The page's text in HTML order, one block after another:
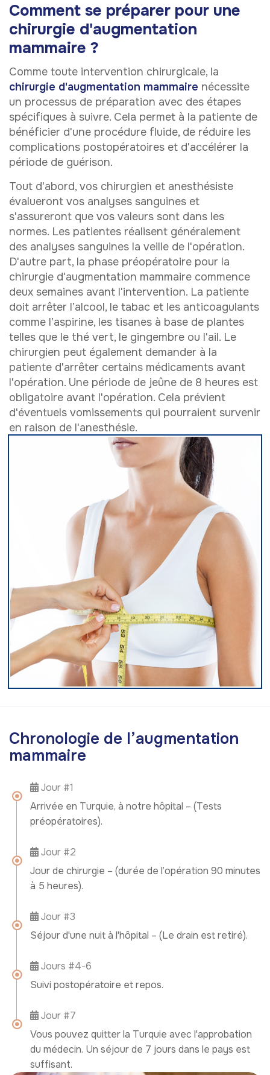
Comment se préparer pour une
chirurgie d'augmentation
mammaire ?
Comme toute intervention chirurgicale, la
chirurgie d'augmentation mammaire nécessite
un processus de préparation avec des étapes
spécifiques à suivre. Cela permet à la patiente de
bénéficier d'une procédure fluide, de réduire les
complications postopératoires et d'accélérer la
période de guérison.
Tout d'abord, vos chirurgien et anesthésiste
évalueront vos analyses sanguines et
s'assureront que vos valeurs sont dans les
normes. Les patientes réalisent généralement
des analyses sanguines la veille de l'opération.
D'autre part, la phase préopératoire pour la
chirurgie d'augmentation mammaire commence
deux semaines avant l'intervention. La patiente
doit arrêter l’alcool, le tabac et les anticoagulants
comme l’aspirine, les tisanes à base de plantes
telles que le thé vert, le gingembre ou l'ail. Le
chirurgien peut également demander à la
patiente d'arrêter certains médicaments avant
l'opération. Une période de jeûne de 8 heures est
obligatoire avant l'opération. Cela prévient
d'éventuels vomissements qui pourraient survenir
en raison de l'anesthésie.
Chronologie de l’augmentation
mammaire
Jour #1
Arrivée en Turquie, à notre hôpital – (Tests
préopératoires).
Jour #2
Jour de chirurgie – (durée de l’opération 90 minutes
à 5 heures).
Jour #3
Séjour d'une nuit à l'hôpital – (Le drain est retiré).
Jours #4-6
Suivi postopératoire et repos.
Jour #7
Vous pouvez quitter la Turquie avec l'approbation
du médecin. Un séjour de 7 jours dans le pays est
suffisant.